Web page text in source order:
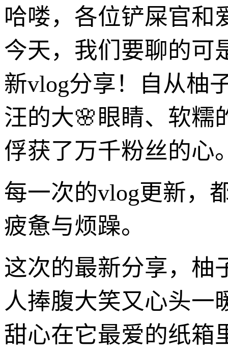
哈喽，各位铲屎官和
今天，我们要聊的
新vlog分享！自从柚
汪的大🌸眼睛、软糯
俘获了万千粉丝的心
每一次的vlog更新，
疲惫与烦躁。
这次的最新分享，柚
人捧腹大笑又心头一
甜心在它最爱的纸箱